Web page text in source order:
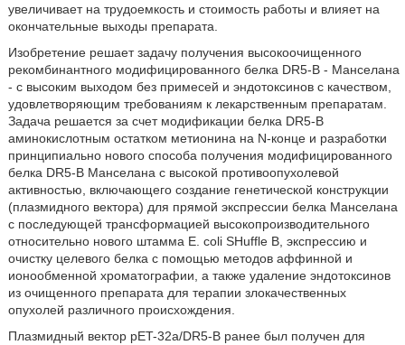
увеличивает на трудоемкость и стоимость работы и влияет на
окончательные выходы препарата.
Изобретение решает задачу получения высокоочищенного
рекомбинантного модифицированного белка DR5-B - Манселана
- с высоким выходом без примесей и эндотоксинов с качеством,
удовлетворяющим требованиям к лекарственным препаратам.
Задача решается за счет модификации белка DR5-B
аминокислотным остатком метионина на N-конце и разработки
принципиально нового способа получения модифицированного
белка DR5-B Манселана с высокой противоопухолевой
активностью, включающего создание генетической конструкции
(плазмидного вектора) для прямой экспрессии белка Манселана
с последующей трансформацией высокопроизводительного
относительно нового штамма Е. coli SHuffle В, экспрессию и
очистку целевого белка с помощью методов аффинной и
ионообменной хроматографии, а также удаление эндотоксинов
из очищенного препарата для терапии злокачественных
опухолей различного происхождения.
Плазмидный вектор pET-32a/DR5-B ранее был получен для